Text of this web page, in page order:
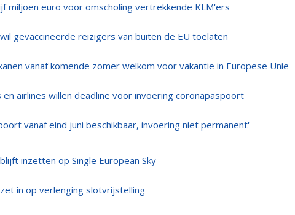
miljoen euro voor omscholing vertrekkende KLM'ers
gevaccineerde reizigers van buiten de EU toelaten
vanaf komende zomer welkom voor vakantie in Europese Unie
en airlines willen deadline voor invoering coronapaspoort
vanaf eind juni beschikbaar, invoering niet permanent'
inzetten op Single European Sky
in op verlenging slotvrijstelling